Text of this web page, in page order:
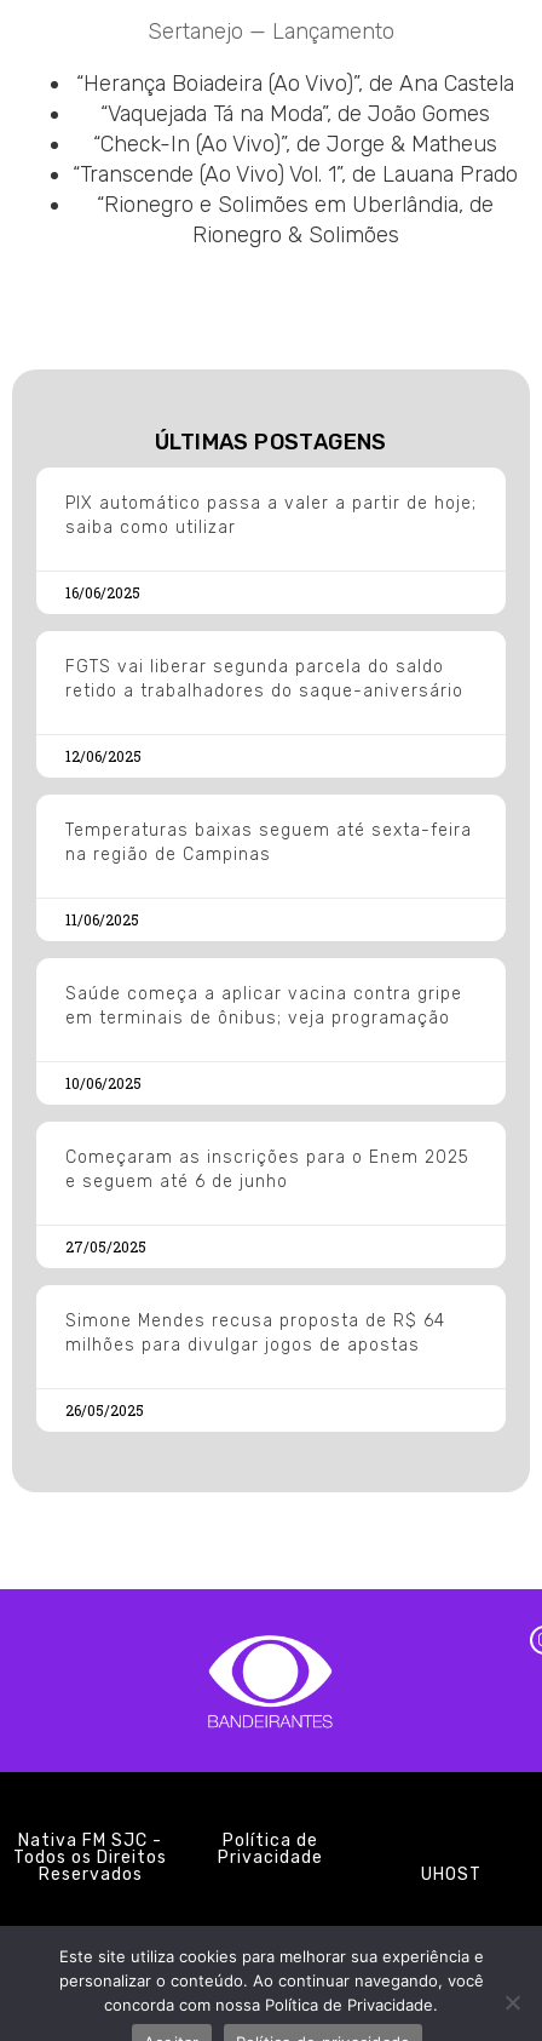
Sertanejo — Lançamento
“Herança Boiadeira (Ao Vivo)”, de Ana Castela
“Vaquejada Tá na Moda”, de João Gomes
“Check-In (Ao Vivo)”, de Jorge & Matheus
“Transcende (Ao Vivo) Vol. 1”, de Lauana Prado
“Rionegro e Solimões em Uberlândia, de
Rionegro & Solimões
ÚLTIMAS POSTAGENS
PIX automático passa a valer a partir de hoje;
saiba como utilizar
16/06/2025
FGTS vai liberar segunda parcela do saldo
retido a trabalhadores do saque-aniversário
12/06/2025
Temperaturas baixas seguem até sexta-feira
na região de Campinas
11/06/2025
Saúde começa a aplicar vacina contra gripe
em terminais de ônibus; veja programação
10/06/2025
Começaram as inscrições para o Enem 2025
e seguem até 6 de junho
27/05/2025
Simone Mendes recusa proposta de R$ 64
milhões para divulgar jogos de apostas
26/05/2025
Nativa FM SJC -
Todos os Direitos
Reservados
Política de
Privacidade
UHOST
PROMOÇÕES EQUIPE NOTÍCIAS CONTATO
Este site utiliza cookies para melhorar sua experiência e
personalizar o conteúdo. Ao continuar navegando, você
concorda com nossa Política de Privacidade.